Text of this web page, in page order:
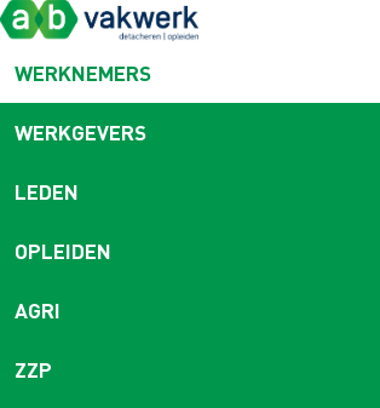
WERKNEMERS
WERKGEVERS
LEDEN
OPLEIDEN
AGRI
ZZP